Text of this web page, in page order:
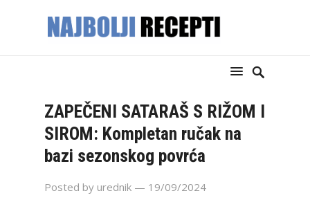
ZAPEČENI SATARAŠ S RIŽOM I
SIROM: Kompletan ručak na
bazi sezonskog povrća
Posted by urednik — 19/09/2024